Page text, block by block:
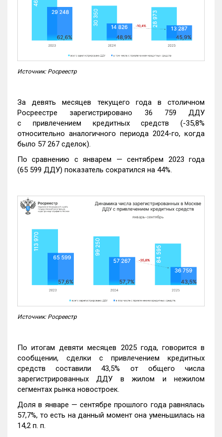
Источник: Росреестр
За девять месяцев текущего года в столичном
Росреестре зарегистрировано 36 759 ДДУ
с привлечением кредитных средств (-35,8%
относительно аналогичного периода 2024-го, когда
было 57 267 сделок).
По сравнению с январем — сентябрем 2023 года
(65 599 ДДУ) показатель сократился на 44%.
Источник: Росреестр
По итогам девяти месяцев 2025 года, говорится в
сообщении, сделки с привлечением кредитных
средств составили 43,5% от общего числа
зарегистрированных ДДУ в жилом и нежилом
сегментах рынка новостроек.
Доля в январе — сентябре прошлого года равнялась
57,7%, то есть на данный момент она уменьшилась на
14,2 п. п.